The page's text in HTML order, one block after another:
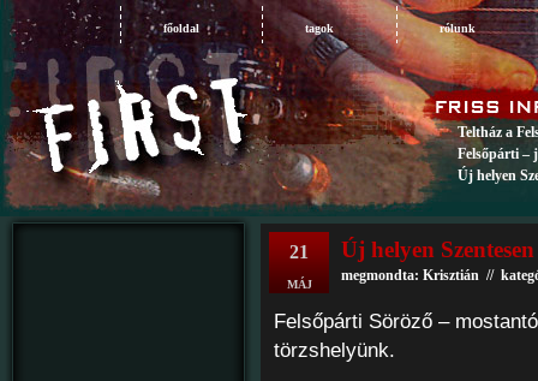
főoldal tagok rólunk
Teltház a
Felsőpárti –
Új helyen
21
MÁJ
Új helyen Szentesen
megmondta: Krisztián //
Felsőpárti Söröző –
törzshelyünk.